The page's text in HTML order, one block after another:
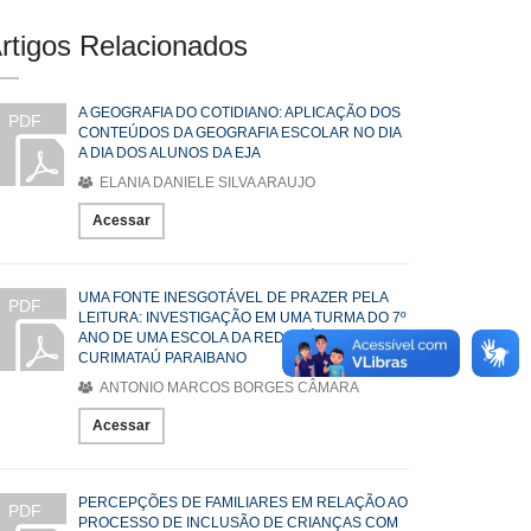
Relacionados
PDF
A GEOGRAFIA DO COTIDIANO: APLICAÇÃO DOS
CONTEÚDOS DA GEOGRAFIA ESCOLAR NO DIA
A DIA DOS ALUNOS DA EJA
ELANIA DANIELE SILVA ARAUJO
Acessar
PDF
UMA FONTE INESGOTÁVEL DE PRAZER PELA
LEITURA: INVESTIGAÇÃO EM UMA TURMA DO 7º
ANO DE UMA ESCOLA DA REDE PÚBLICA DO
CURIMATAÚ PARAIBANO
ANTONIO MARCOS BORGES CÂMARA
Acessar
PDF
PERCEPÇÕES DE FAMILIARES EM RELAÇÃO AO
PROCESSO DE INCLUSÃO DE CRIANÇAS COM